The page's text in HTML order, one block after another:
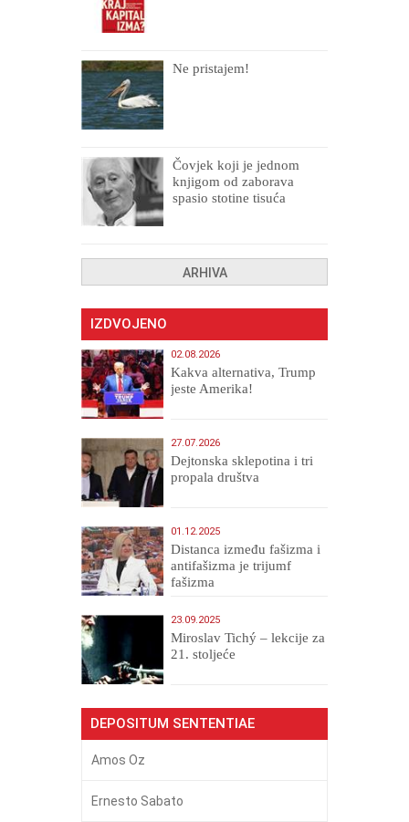
Ne pristajem!
Čovjek koji je jednom
knjigom od zaborava
spasio stotine tisuća
ARHIVA
IZDVOJENO
02.08.2026
Kakva alternativa, Trump
jeste Amerika!
27.07.2026
Dejtonska sklepotina i tri
propala društva
01.12.2025
Distanca između fašizma i
antifašizma je trijumf
fašizma
23.09.2025
Miroslav Tichý – lekcije za
21. stoljeće
DEPOSITUM SENTENTIAE
Amos Oz
Ernesto Sabato